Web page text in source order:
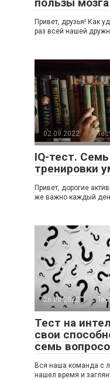
пользы
Привет, друзья! Как
раз всей нашей
02.09.2022
IQ-тест.
тренировки
Привет, дорогие
же важно каждый
26.08.2022
Тест на
свои
семь
Вся наша команда с
нашел время и